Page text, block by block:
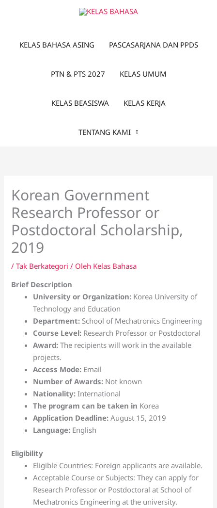
KELAS BAHASA ASING
PASCASARJANA DAN PPDS
PTN & PTS 2027 KELAS UMUM
KELAS BEASISWA KELAS KERJA
TENTANG KAMI
Korean Government
Research Professor or
Postdoctoral Scholarship,
2019
/Tak Berkategori / Oleh Kelas Bahasa
Brief Description
University or Organization: Korea University of
Technology and Education
Department: School of Mechatronics Engineering
Course Level: Research Professor or Postdoctoral
Award:The recipients will work in the available
projects.
Access Mode: Email
Number of Awards: Not known
Nationality:International
The program can be taken in Korea
Application Deadline:August 15, 2019
Language: English
Eligibility
Eligible Countries: Foreign applicants are available.
Acceptable Course or Subjects: They can apply for
Research Professor or Postdoctoral at School of
Mechatronics Engineering at the university.